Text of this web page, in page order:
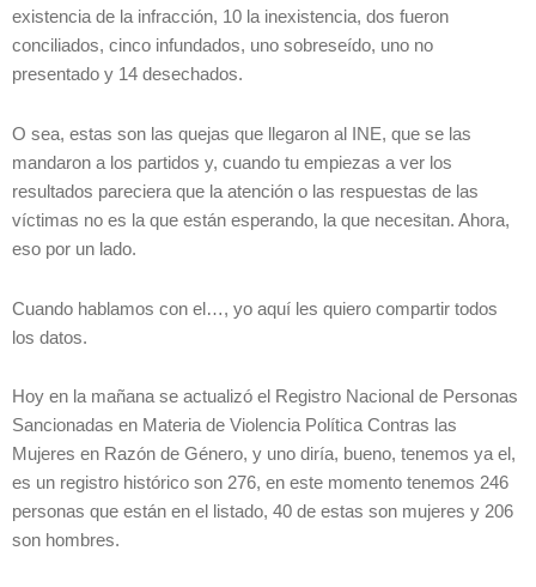
existencia de la infracción, 10 la inexistencia, dos fueron
conciliados, cinco infundados, uno sobreseído, uno no
presentado y 14 desechados.
O sea, estas son las quejas que llegaron al INE, que se las
mandaron a los partidos y, cuando tu empiezas a ver los
resultados pareciera que la atención o las respuestas de las
víctimas no es la que están esperando, la que necesitan. Ahora,
eso por un lado.
Cuando hablamos con el…, yo aquí les quiero compartir todos
los datos.
Hoy en la mañana se actualizó el Registro Nacional de Personas
Sancionadas en Materia de Violencia Política Contras las
Mujeres en Razón de Género, y uno diría, bueno, tenemos ya el,
es un registro histórico son 276, en este momento tenemos 246
personas que están en el listado, 40 de estas son mujeres y 206
son hombres.